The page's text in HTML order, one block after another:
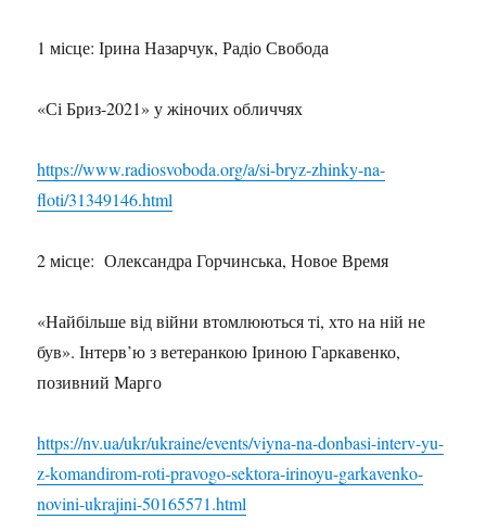
1 місце: Ірина Назарчук, Радіо Свобода
«Сі Бриз-2021» у жіночих обличчях
https://www.radiosvoboda.org/a/si-bryz-zhinky-na-
floti/31349146.html
2 місце: Олександра Горчинська, Новое Время
«Найбільше від війни втомлюються ті, хто на ній не
був». Інтерв’ю з ветеранкою Іриною Гаркавенко,
позивний Марго
https://nv.ua/ukr/ukraine/events/viyna-na-donbasi-interv-yu-
z-komandirom-roti-pravogo-sektora-irinoyu-garkavenko-
novini-ukrajini-50165571.html